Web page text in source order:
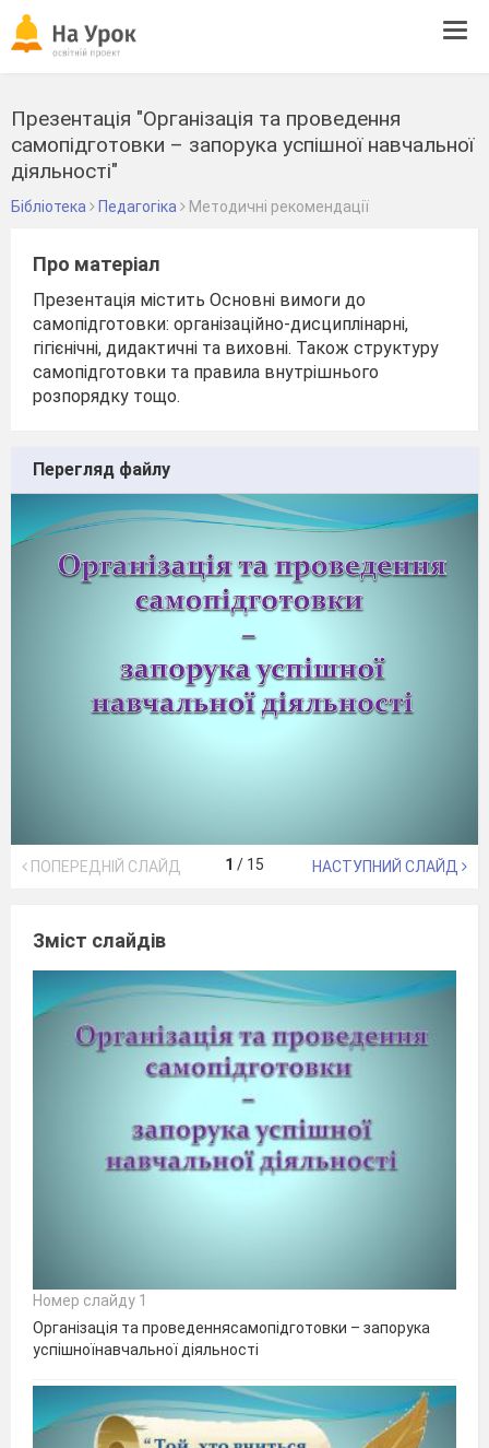
Презентація "Організація та проведення
самопідготовки – запорука успішної навчальної
діяльності"
Бібліотека Педагогіка Методичні рекомендації
Про матеріал
Презентація містить Основні вимоги до
самопідготовки: організаційно-дисциплінарні,
гігієнічні, дидактичні та виховні. Також структуру
самопідготовки та правила внутрішнього
розпорядку тощо.
Перегляд файлу
ПОПЕРЕДНІЙ СЛАЙД 1 / 15 НАСТУПНИЙ СЛАЙД
Зміст слайдів
Номер слайду 1
Організація та проведеннясамопідготовки – запорука
успішноїнавчальної діяльності